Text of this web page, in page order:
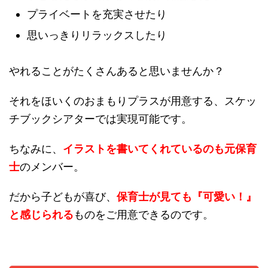
プライベートを充実させたり
思いっきりリラックスしたり
やれることがたくさんあると思いませんか？
それをほいくのおまもりプラスが用意する、スケッ
チブックシアターでは実現可能です。
ちなみに、 イラストを書いてくれているのも元保育
士のメンバー。
だから子どもが喜び、 保育士が見ても『可愛い！』
と感じられるものをご用意できるのです。